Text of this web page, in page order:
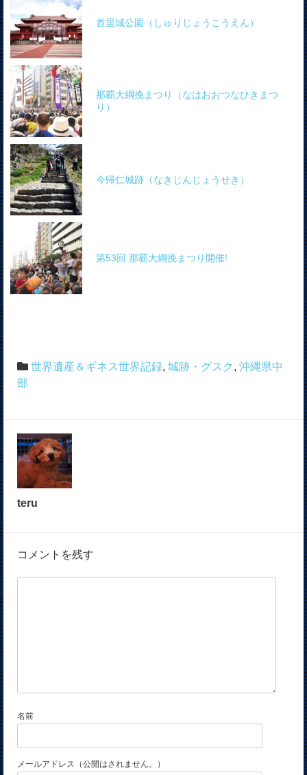
首里城公園（しゅりじょうこうえん）
那覇大綱挽まつり（なはおおつなひきまつ
り）
今帰仁城跡（なきじんじょうせき）
第53回 那覇大綱挽まつり開催!
世界遺産＆ギネス世界記録, 城跡・グスク , 沖縄県中
部
teru
コメントを残す
名前
メールアドレス（公開はされません。）